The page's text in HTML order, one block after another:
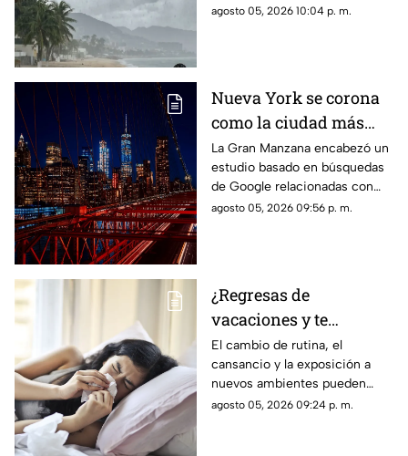
los cambios en el clima
agosto 05, 2026 10:04 p. m.
Nueva York se corona
como la ciudad más
romántica de Estados
Unidos
La Gran Manzana encabezó un
estudio basado en búsquedas
de Google relacionadas con
citas, restaurantes, propuestas
agosto 05, 2026 09:56 p. m.
¿Regresas de
vacaciones y te
enfermas? Estas son
las razones
El cambio de rutina, el
cansancio y la exposición a
nuevos ambientes pueden
afectar al organismo justo al
agosto 05, 2026 09:24 p. m.